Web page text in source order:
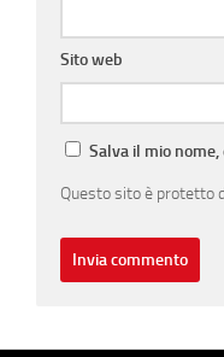
Sito web
Salva il mio
Questo sito è protetto